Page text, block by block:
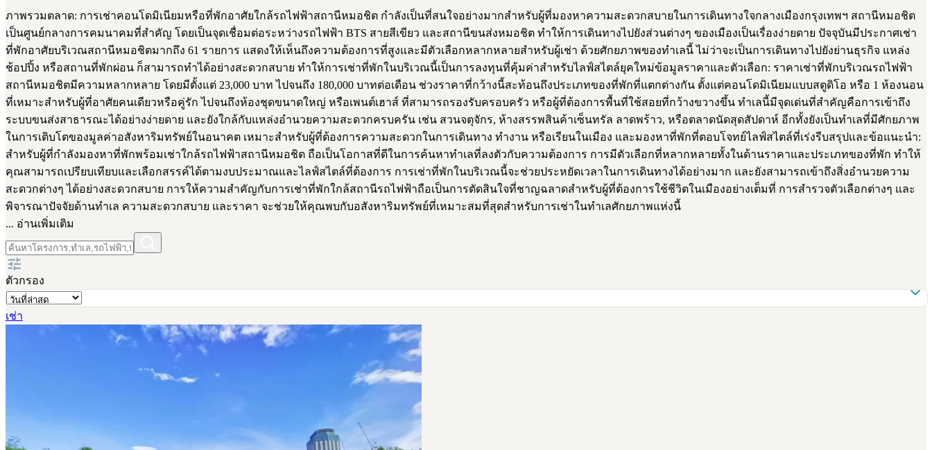
ภาพรวมตลาด: การเช่าคอนโดมิเนียมหรือที่พักอาศัยใกล้รถไฟฟ้าสถานีหมอชิต กำลังเป็นที่สนใจอย่างมากสำหรับผู้ที่มองหาความสะดวกสบายในการเดินทางใจกลางเมืองกรุงเทพฯ สถานีหมอชิต
เป็นศูนย์กลางการคมนาคมที่สำคัญ โดยเป็นจุดเชื่อมต่อระหว่างรถไฟฟ้า BTS สายสีเขียว และสถานีขนส่งหมอชิต ทำให้การเดินทางไปยังส่วนต่างๆ ของเมืองเป็นเรื่องง่ายดาย ปัจจุบันมีประกาศเช่า
ที่พักอาศัยบริเวณสถานีหมอชิตมากถึง 61 รายการ แสดงให้เห็นถึงความต้องการที่สูงและมีตัวเลือกหลากหลายสำหรับผู้เช่า ด้วยศักยภาพของทำเลนี้ ไม่ว่าจะเป็นการเดินทางไปยังย่านธุรกิจ แหล่ง
ช้อปปิ้ง หรือสถานที่พักผ่อน ก็สามารถทำได้อย่างสะดวกสบาย ทำให้การเช่าที่พักในบริเวณนี้เป็นการลงทุนที่คุ้มค่าสำหรับไลฟ์สไตล์ยุคใหม่ข้อมูลราคาและตัวเลือก: ราคาเช่าที่พักบริเวณรถไฟฟ้า
สถานีหมอชิตมีความหลากหลาย โดยมีตั้งแต่ 23,000 บาท ไปจนถึง 180,000 บาทต่อเดือน ช่วงราคาที่กว้างนี้สะท้อนถึงประเภทของที่พักที่แตกต่างกัน ตั้งแต่คอนโดมิเนียมแบบสตูดิโอ หรือ 1 ห้องนอน
ที่เหมาะสำหรับผู้ที่อาศัยคนเดียวหรือคู่รัก ไปจนถึงห้องชุดขนาดใหญ่ หรือเพนต์เฮาส์ ที่สามารถรองรับครอบครัว หรือผู้ที่ต้องการพื้นที่ใช้สอยที่กว้างขวางขึ้น ทำเลนี้มีจุดเด่นที่สำคัญคือการเข้าถึง
ระบบขนส่งสาธารณะได้อย่างง่ายดาย และยังใกล้กับแหล่งอำนวยความสะดวกครบครัน เช่น สวนจตุจักร, ห้างสรรพสินค้าเซ็นทรัล ลาดพร้าว, หรือตลาดนัดสุดสัปดาห์ อีกทั้งยังเป็นทำเลที่มีศักยภาพ
ในการเติบโตของมูลค่าอสังหาริมทรัพย์ในอนาคต เหมาะสำหรับผู้ที่ต้องการความสะดวกในการเดินทาง ทำงาน หรือเรียนในเมือง และมองหาที่พักที่ตอบโจทย์ไลฟ์สไตล์ที่เร่งรีบสรุปและข้อแนะนำ:
สำหรับผู้ที่กำลังมองหาที่พักพร้อมเช่าใกล้รถไฟฟ้าสถานีหมอชิต ถือเป็นโอกาสที่ดีในการค้นหาทำเลที่ลงตัวกับความต้องการ การมีตัวเลือกที่หลากหลายทั้งในด้านราคาและประเภทของที่พัก ทำให้
คุณสามารถเปรียบเทียบและเลือกสรรค์ได้ตามงบประมาณและไลฟ์สไตล์ที่ต้องการ การเช่าที่พักในบริเวณนี้จะช่วยประหยัดเวลาในการเดินทางได้อย่างมาก และยังสามารถเข้าถึงสิ่งอำนวยความ
สะดวกต่างๆ ได้อย่างสะดวกสบาย การให้ความสำคัญกับการเช่าที่พักใกล้สถานีรถไฟฟ้าถือเป็นการตัดสินใจที่ชาญฉลาดสำหรับผู้ที่ต้องการใช้ชีวิตในเมืองอย่างเต็มที่ การสำรวจตัวเลือกต่างๆ และ
พิจารณาปัจจัยด้านทำเล ความสะดวกสบาย และราคา จะช่วยให้คุณพบกับอสังหาริมทรัพย์ที่เหมาะสมที่สุดสำหรับการเช่าในทำเลศักยภาพแห่งนี้
... อ่านเพิ่มเติม
ตัวกรอง
เช่า